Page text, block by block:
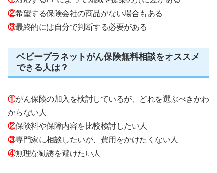
②希望する保険会社の商品がない場合もある
③最終的には自分で判断する必要がある
ベビープラネットがん保険無料相談をオススメ
できる人は？
①がん保険の加入を検討しているが、どれを選ぶべきかわ
からない人
②保険料や保障内容を比較検討したい人
③専門家に相談したいが、費用をかけたくない人
④無理な勧誘を避けたい人